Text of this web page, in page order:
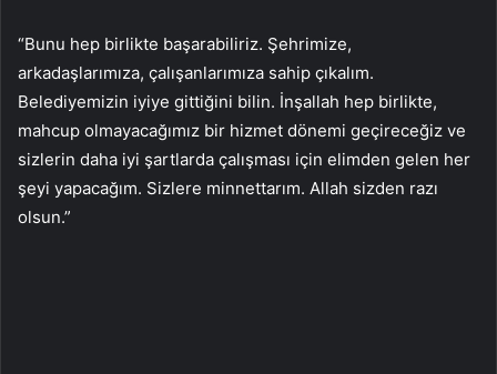
“Bunu hep birlikte başarabiliriz. Şehrimize,
arkadaşlarımıza, çalışanlarımıza sahip çıkalım.
Belediyemizin iyiye gittiğini bilin. İnşallah hep birlikte,
mahcup olmayacağımız bir hizmet dönemi geçireceğiz ve
sizlerin daha iyi şartlarda çalışması için elimden gelen her
şeyi yapacağım. Sizlere minnettarım. Allah sizden razı
olsun.”